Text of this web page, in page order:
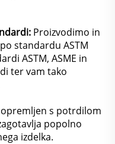
Proizvodimo in
standardu ASTM
ASTM, ASME in
ter vam tako
opremljen s potrdilom
popolno
izdelka.